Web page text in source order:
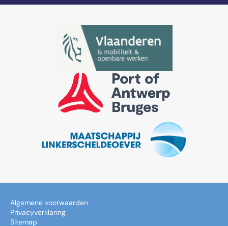
Algemene voorwaarden
Privacyverklaring
Sitemap